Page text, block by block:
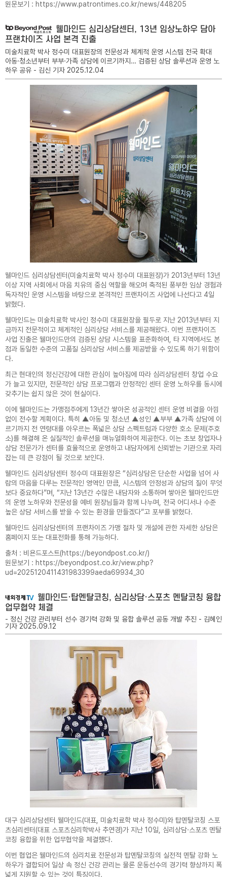
원문보기 : https://www.patrontimes.co.kr/news/448205
웰마인드 심리상담센터, 13년 임상노하우 담아
프랜차이즈 사업 본격 진출
미술치료학 박사 정수미 대표원장의 전문성과 체계적 운영 시스템 전국 확대
아동·청소년부터 부부·가족 상담에 이르기까지… 검증된 상담 솔루션과 운영 노
하우 공유 - 김신 기자 2025.12.04
웰마인드 심리상담센터(미술치료학 박사 정수미 대표원장)가 2013년부터 13년
이상 지역 사회에서 마음 치유의 중심 역할을 해오며 축적된 풍부한 임상 경험과
독자적인 운영 시스템을 바탕으로 본격적인 프랜차이즈 사업에 나선다고 4일
밝혔다.
웰마인드는 미술치료학 박사인 정수미 대표원장을 필두로 지난 2013년부터 지
금까지 전문적이고 체계적인 심리상담 서비스를 제공해왔다. 이번 프랜차이즈
사업 진출은 웰마인드만의 검증된 상담 시스템을 표준화하여, 타 지역에서도 본
점과 동일한 수준의 고품질 심리상담 서비스를 제공받을 수 있도록 하기 위함이
다.
최근 현대인의 정신건강에 대한 관심이 높아짐에 따라 심리상담센터 창업 수요
가 늘고 있지만, 전문적인 상담 프로그램과 안정적인 센터 운영 노하우를 동시에
갖추기는 쉽지 않은 것이 현실이다.
이에 웰마인드는 가맹점주에게 13년간 쌓아온 성공적인 센터 운영 비결을 아낌
없이 전수할 계획이다. 특히 ▲아동 및 청소년 ▲성인 ▲부부 ▲가족 상담에 이
르기까지 전 연령대를 아우르는 폭넓은 상담 스펙트럼과 다양한 호소 문제(주호
소)를 해결해 온 실질적인 솔루션을 매뉴얼화하여 제공한다. 이는 초보 창업자나
상담 전문가가 센터를 효율적으로 운영하고 내담자에게 신뢰받는 기관으로 자리
잡는 데 큰 강점이 될 것으로 보인다.
웰마인드 심리상담센터 정수미 대표원장은 “심리상담은 단순한 사업을 넘어 사
람의 마음을 다루는 전문적인 영역인 만큼, 시스템의 안정성과 상담의 질이 무엇
보다 중요하다”며, “지난 13년간 수많은 내담자와 소통하며 쌓아온 웰마인드만
의 운영 노하우와 전문성을 예비 원장님들과 함께 나누며, 전국 어디서나 수준
높은 상담 서비스를 받을 수 있는 환경을 만들겠다”고 포부를 밝혔다.
웰마인드 심리상담센터의 프랜차이즈 가맹 절차 및 개설에 관한 자세한 상담은
홈페이지 또는 대표전화를 통해 가능하다.
출처 : 비욘드포스트(https://beyondpost.co.kr/)
원문보기 : https://beyondpost.co.kr/view.php?
ud=2025120411431983399aeda69934_30
웰마인드·탑멘탈코칭, 심리상담·스포츠 멘탈코칭 융합
업무협약 체결
- 정신 건강 관리부터 선수 경기력 강화 및 융합 솔루션 공동 개발 추진 - 김혜인
기자 2025.09.12
대구 심리상담센터 웰마인드(대표, 미술치료학 박사 정수미)와 탑멘탈코칭 스포
츠심리센터(대표 스포츠심리학박사 추연경)가 지난 10일, 심리상담·스포츠 멘탈
코칭 융합을 위한 업무협약을 체결했다.
이번 협업은 웰마인드의 심리치료 전문성과 탑멘탈코칭의 실전적 멘탈 강화 노
하우가 결합되어 일상 속 정신 건강 관리는 물론 운동선수의 경기력 향상까지 폭
넓게 지원할 수 있는 것이 특징이다.